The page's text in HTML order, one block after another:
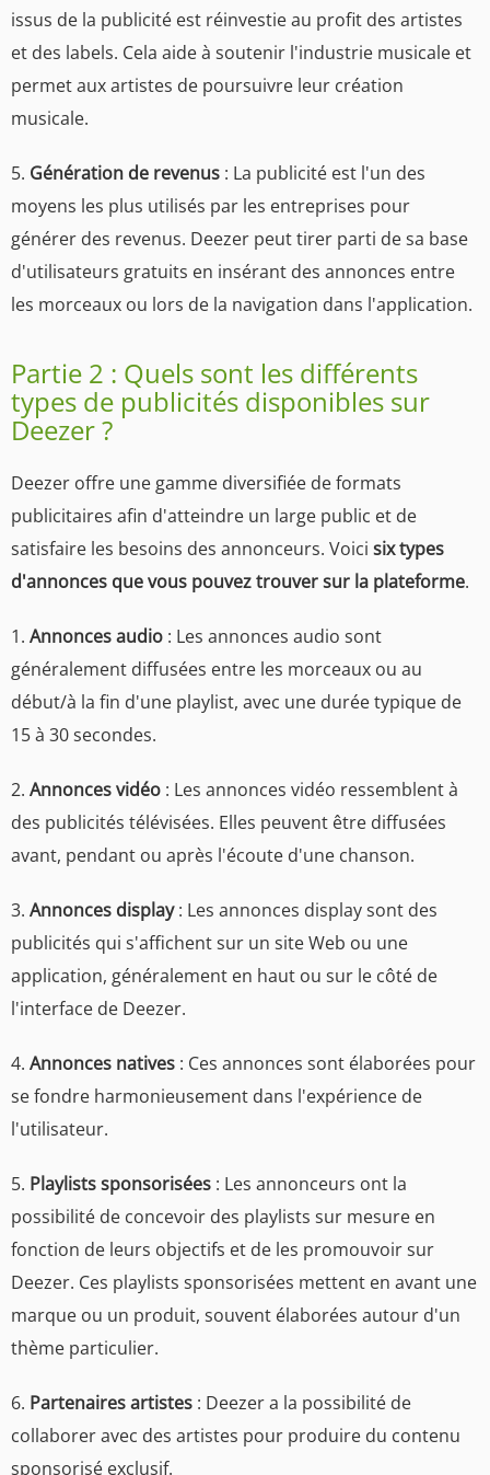
issus de la publicité est réinvestie au profit des artistes
et des labels. Cela aide à soutenir l'industrie musicale et
permet aux artistes de poursuivre leur création
musicale.
5. Génération de revenus : La publicité est l'un des
moyens les plus utilisés par les entreprises pour
générer des revenus. Deezer peut tirer parti de sa base
d'utilisateurs gratuits en insérant des annonces entre
les morceaux ou lors de la navigation dans l'application.
Partie 2 : Quels sont les différents
types de publicités disponibles sur
Deezer ?
Deezer offre une gamme diversifiée de formats
publicitaires afin d'atteindre un large public et de
satisfaire les besoins des annonceurs. Voici six types
d'annonces que vous pouvez trouver sur la plateforme.
1. Annonces audio : Les annonces audio sont
généralement diffusées entre les morceaux ou au
début/à la fin d'une playlist, avec une durée typique de
15 à 30 secondes.
2. Annonces vidéo : Les annonces vidéo ressemblent à
des publicités télévisées. Elles peuvent être diffusées
avant, pendant ou après l'écoute d'une chanson.
3. Annonces display: Les annonces display sont des
publicités qui s'affichent sur un site Web ou une
application, généralement en haut ou sur le côté de
l'interface de Deezer.
4. Annonces natives : Ces annonces sont élaborées pour
se fondre harmonieusement dans l'expérience de
l'utilisateur.
5. Playlists sponsorisées : Les annonceurs ont la
possibilité de concevoir des playlists sur mesure en
fonction de leurs objectifs et de les promouvoir sur
Deezer. Ces playlists sponsorisées mettent en avant une
marque ou un produit, souvent élaborées autour d'un
thème particulier.
6. Partenaires artistes : Deezer a la possibilité de
collaborer avec des artistes pour produire du contenu
sponsorisé exclusif.